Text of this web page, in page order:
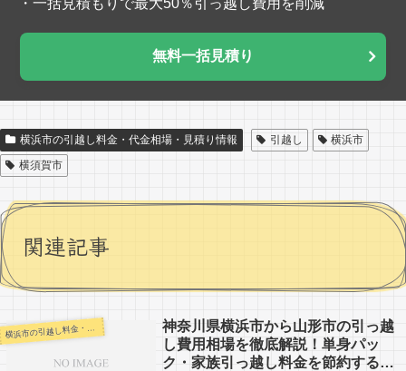
無料一括見積り
横浜市の引越し料金・代金相場・見積り情報 引越し
横浜市
横須賀市
関連記事
横
神奈川県横浜市から山形市の引っ越
し費用相場を徹底解説！単身パッ
ク・家族引っ越し料金を節約する裏